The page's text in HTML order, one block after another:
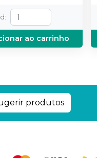
gel e 1 Top Dam
:
ao carrinho
produtos